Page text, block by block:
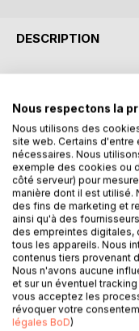
DESCRIPTION
l'arrondissement de
mutation. Les
de
l'élevage se
et le coopératisme
plus en plus vastes
nombreux.
associations de
de diffusion du
actives du
Montreuil-sur-Mer,
par Octave Corne de
apogée dans l'entre-
long de la période, le
Nous respectons la
Nous utilisons des
site web. Certains
nécessaires. Nous
exemple des cookies ou
côté serveur) pour
manière dont il est utilisé.
des fins de marketing et
ainsi qu'à des
des empreintes digitales,
tous les appareils. Nous
contenus tiers provenant
Nous n'avons aucune
et sur un éventuel
vous acceptez les
révoquer votre
légales BoD)